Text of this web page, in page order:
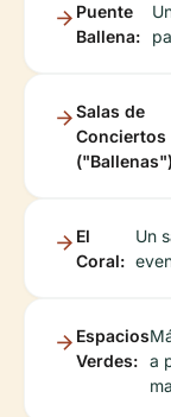
Puente
Ballena:
Salas de
Conciertos
El
Coral:
Un
Espacios
Verdes: a